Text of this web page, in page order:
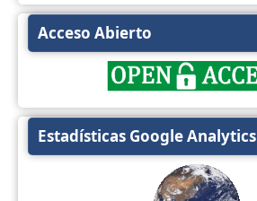
Acceso Abierto
Estadísticas Google Analytics